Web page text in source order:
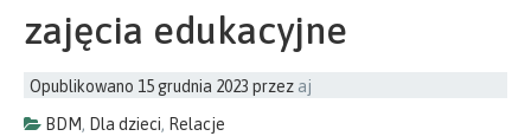
zajęcia edukacyjne
Opublikowano 15 grudnia 2023 przez aj
BDM, Dla dzieci, Relacje